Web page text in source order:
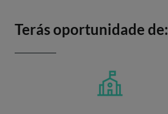
Terás oportunidade de: